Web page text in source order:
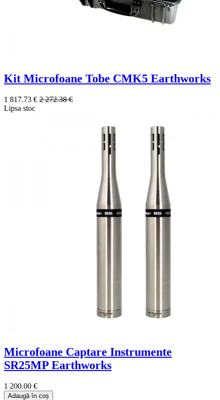
Kit Microfoane Tobe CMK5 Earthworks
1 817.73 € 2 272.38 €
Lipsa stoc
Microfoane Captare Instrumente
SR25MP Earthworks
1 200.00 €
Adaugă în coș